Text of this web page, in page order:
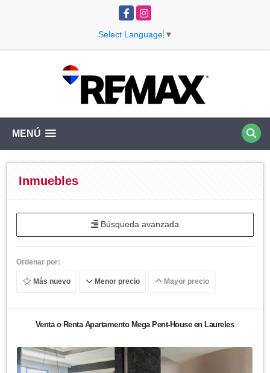
FacebookInstagram
Select Language ▼
MENÚ
Inmuebles
Búsqueda avanzada
Ordenar por:
Más nuevo Menor precio Mayor precio
Venta o Renta Apartamento Mega Pent-House en Laureles